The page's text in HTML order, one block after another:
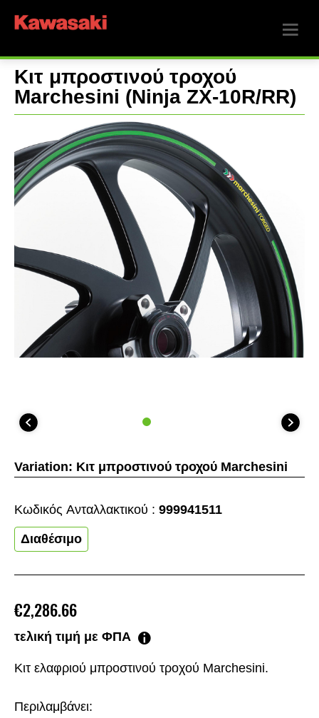
Κιτ μπροστινού τροχού
Marchesini (Ninja ZX-10R/RR)
Κιτ ελαφριού μπροστινού τροχού Marchesini.
Περιλαμβάνει:
€2,286.66
τελική τιμή με ΦΠΑ
Variation: Κιτ μπροστινού τροχού Marchesini
Κωδικός Aνταλλακτικού : 999941511
Διαθέσιμο